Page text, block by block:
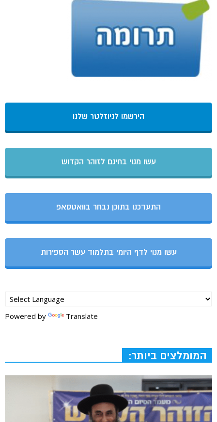
הירשמו לניוזלטר שלנו
עשו מנוי בחינם לזוהר הקדוש
התעדכנו בתוכן נבחר בוואטסאפ
עשו מנוי לדף היומי בתלמוד עשר הספירות
Powered by Translate
המומלצים ביותר: